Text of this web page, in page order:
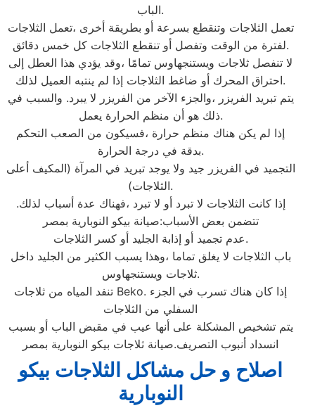
الباب.
تعمل الثلاجات وتنقطع بسرعة أو بطريقة أخرى ،تعمل الثلاجات
لفترة من الوقت وتفصل أو تنقطع الثلاجات كل خمس دقائق.
لا تنفصل ثلاجات ويستنجهاوس تمامًا ،وقد يؤدي هذا العطل إلى
احتراق المحرك أو ضاغط الثلاجات إذا لم ينتبه العميل لذلك.
يتم تبريد الفريزر ،والجزء الآخر من الفريزر لا يبرد. والسبب في
ذلك هو أن منظم الحرارة يعمل.
إذا لم يكن هناك منظم حرارة ،فسيكون من الصعب التحكم
بدقة في درجة الحرارة.
التجميد في الفريزر جيد ولا يوجد تبريد في المرآة (المكيف أعلى
الثلاجات).
إذا كانت الثلاجات لا تبرد أو لا تبرد ،فهناك عدة أسباب لذلك.
تتضمن بعض الأسباب:صيانة بيكو النوبارية بمصر
عدم تجميد أو إذابة الجليد أو كسر الثلاجات.
باب الثلاجات لا يغلق تماما ،وهذا يسبب الكثير من الجليد داخل
ثلاجات ويستنجهاوس.
تنفد المياه من ثلاجات Beko. إذا كان هناك تسرب في الجزء
السفلي من الثلاجات
يتم تشخيص المشكلة على أنها عيب في مقبض الباب أو بسبب
انسداد أنبوب التصريف.صيانة ثلاجات بيكو النوبارية بمصر
اصلاح و حل مشاكل الثلاجات بيكو
النوبارية